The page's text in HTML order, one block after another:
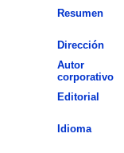
Resumen
Dirección
Autor
corporativo
Editorial
Idioma